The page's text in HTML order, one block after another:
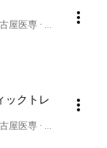
屋医専 · Playlist
クトレ
屋医専 · Playlist